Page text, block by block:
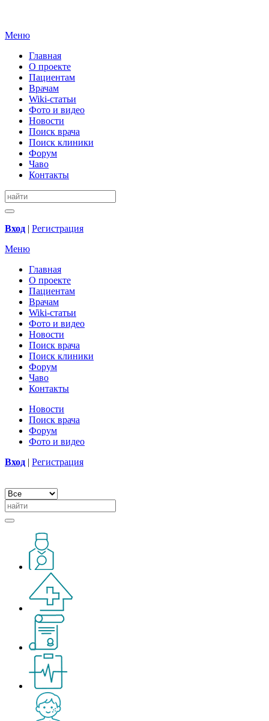
Меню
Главная
О проекте
Пациентам
Врачам
Wiki-статьи
Фото и видео
Новости
Поиск врача
Поиск клиники
Форум
Чаво
Контакты
Вход | Регистрация
Меню
Главная
О проекте
Пациентам
Врачам
Wiki-статьи
Фото и видео
Новости
Поиск врача
Поиск клиники
Форум
Чаво
Контакты
Новости
Поиск врача
Форум
Фото и видео
Вход | Регистрация